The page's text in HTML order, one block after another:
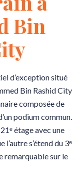
Bin
d’exception situé
Bin Rashid City
composée de
podium commun.
étage avec une
s’étend du 3ᵉ
remarquable sur le